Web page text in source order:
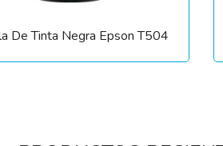
De Tinta Negra Epson T504